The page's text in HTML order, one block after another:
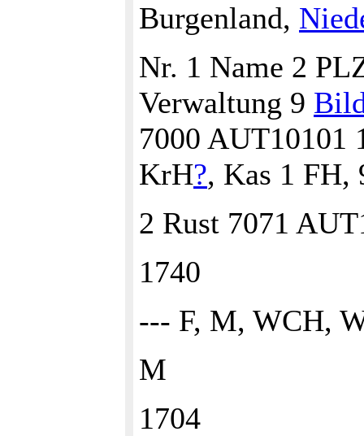
Burgenland,
Nr. 1 Name 2
Verwaltung 9
7000 AUT10101
KrH?, Kas 1 FH,
2 Rust 7071
1740
--- F, M, WCH,
M
1704